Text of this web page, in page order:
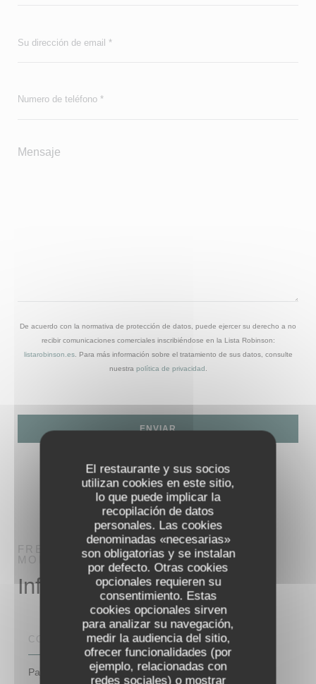
El restaurante y sus socios
utilizan cookies en este sitio,
lo que puede implicar la
recopilación de datos
personales. Las cookies
denominadas «necesarias»
son obligatorias y se instalan
por defecto. Otras cookies
opcionales requieren su
consentimiento. Estas
cookies opcionales sirven
para analizar su navegación,
medir la audiencia del sitio,
ofrecer funcionalidades (por
ejemplo, relacionadas con
redes sociales) o mostrar
De acuerdo con la normativa de protección de datos, puede ejercer su derecho a no
recibir comunicaciones comerciales inscribiéndose en la Lista Robinson:
listarobinson.es. Para más información sobre el tratamiento de sus datos, consulte
nuestra política de privacidad
FRENZI
RESTAURANTE ITALIANO
MONTAIGU-VENDÉE
Información general
COCINA
Pasta Fresca Casera , Pasta fresca, Pizza Napolitana ,